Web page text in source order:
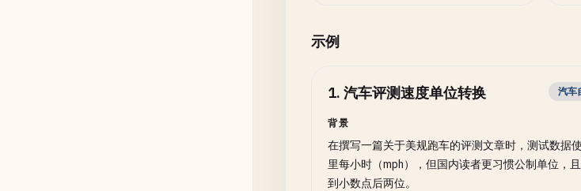
示例
1. 汽车评测速度单位转换 汽车
背景
在撰写一篇关于美规跑车的评测文章时，测试数据
里每小时（mph），但国内读者更习惯公制单位，
到小数点后两位。